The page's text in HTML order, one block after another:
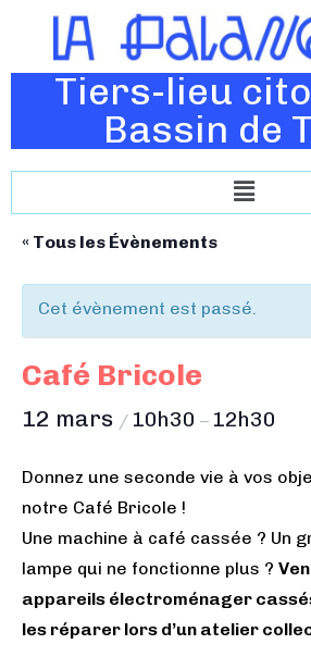
Tiers-lieu
Bassin de
« Tous les Évènements
Cet évènement est passé.
Café Bricole
12 mars / 10h30 – 12h30
Donnez une seconde vie à vos
notre Café Bricole !
Une machine à café cassée ? Un
lampe qui ne fonctionne plus ?
appareils électroménager
les réparer lors d’un atelier